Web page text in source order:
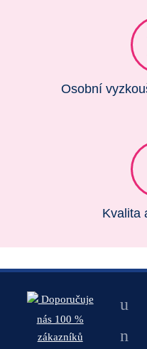
Osobní
Kvalita
Doporučuje
nás 100 %
zákazníků